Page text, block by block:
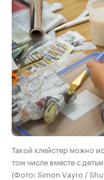
Такой клейстер можно
том числе вместе с
(Фото: Simon Vayro /